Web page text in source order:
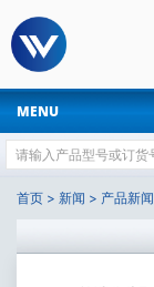
MENU
首页 > 新闻 > 产品新闻